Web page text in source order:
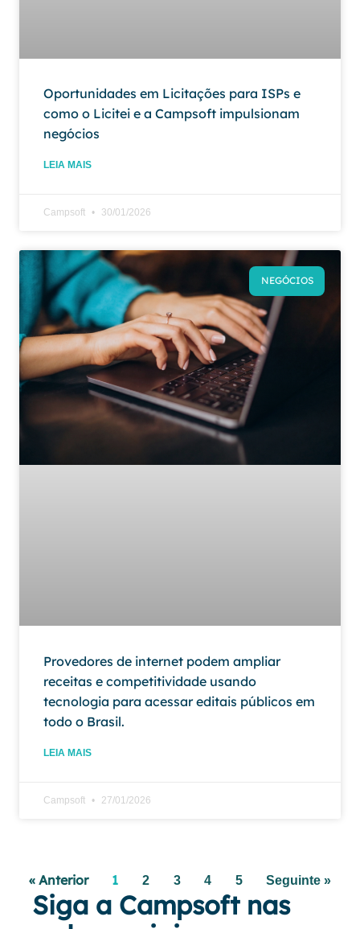
Oportunidades em Licitações para ISPs e
como o Licitei e a Campsoft impulsionam
negócios
LEIA MAIS
Campsoft 30/01/2026
NEGÓCIOS
Provedores de internet podem ampliar
receitas e competitividade usando
tecnologia para acessar editais públicos em
todo o Brasil.
LEIA MAIS
Campsoft 27/01/2026
« Anterior 1 2 3 4 5 Seguinte »
Siga a Campsoft nas